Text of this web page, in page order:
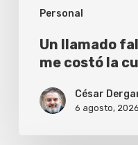
Personal
cuenta
WhatsApp
Un llamado
me costó la
César
6 agosto, 2026